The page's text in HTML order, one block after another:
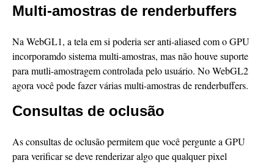
Multi-amostras de renderbuffers
Na WebGL1, a tela em si poderia ser anti-aliased com o GPU
incorporamdo sistema multi-amostras, mas não houve suporte
para mutli-amostragem controlada pelo usuário. No WebGL2
agora você pode fazer várias multi-amostras de renderbuffers.
Consultas de oclusão
As consultas de oclusão permitem que você pergunte a GPU
para verificar se deve renderizar algo que qualquer pixel